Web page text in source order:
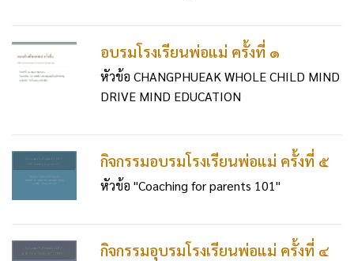
อบรมโรงเรียนพ่อแม่ ครั้งที่ ๑
หัวข้อ CHANGPHUEAK WHOLE CHILD MIND
DRIVE MIND EDUCATION
กิจกรรมอบรมโรงเรียนพ่อแม่ ครั้งที่ ๕
หัวข้อ "Coaching for parents 101"
กิจกรรมอุบรมโรงเรียนพ่อแม่ ครั้งที่ ๔